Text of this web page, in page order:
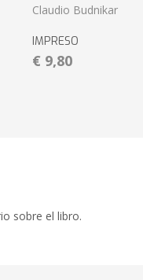
Claudio Budnikar
IMPRESO
€ 9,80
sobre el libro.